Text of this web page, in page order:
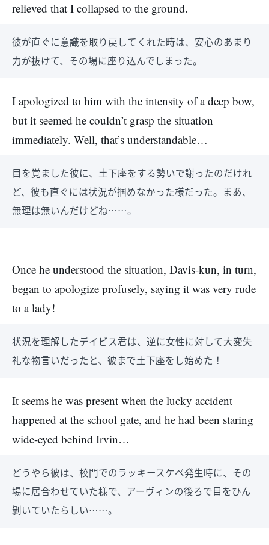
relieved that I collapsed to the ground.
彼が直ぐに意識を取り戻してくれた時は、安心のあまり
力が抜けて、その場に座り込んでしまった。
I apologized to him with the intensity of a deep bow,
but it seemed he couldn’t grasp the situation
immediately. Well, that’s understandable…
目を覚ました彼に、土下座をする勢いで謝ったのだけれ
ど、彼も直ぐには状況が掴めなかった様だった。まあ、
無理は無いんだけどね……。
Once he understood the situation, Davis-kun, in turn,
began to apologize profusely, saying it was very rude
to a lady!
状況を理解したデイビス君は、逆に女性に対して大変失
礼な物言いだったと、彼まで土下座をし始めた！
It seems he was present when the lucky accident
happened at the school gate, and he had been staring
wide-eyed behind Irvin…
どうやら彼は、校門でのラッキースケベ発生時に、その
場に居合わせていた様で、アーヴィンの後ろで目をひん
剝いていたらしい……。